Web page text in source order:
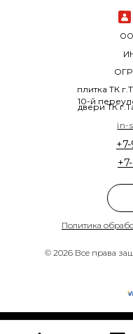
© 2026 Все права
Политика
плитка ТК
10-й
двери ТК
in-